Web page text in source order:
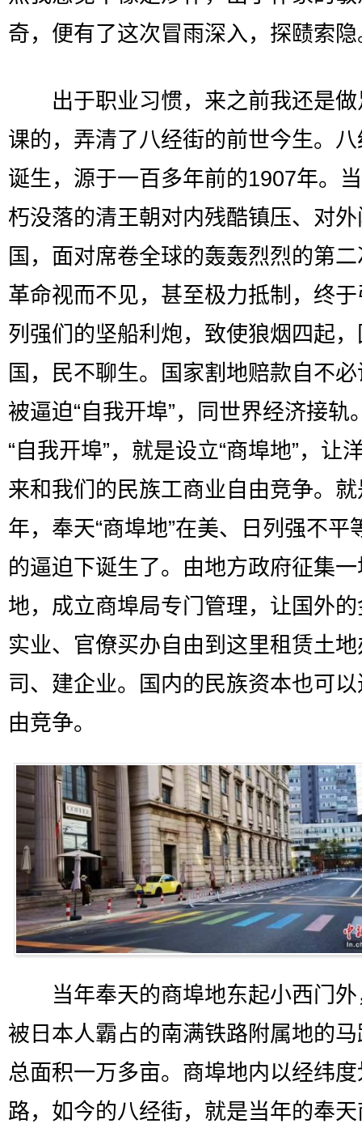
奇，便有了这次冒雨深入，探赜索隐
出于职业习惯，来之前我还是做
课的，弄清了八经街的前世今生。
诞生，源于一百多年前的1907年。
朽没落的清王朝对内残酷镇压、对
国，面对席卷全球的轰轰烈烈的第
革命视而不见，甚至极力抵制，终
列强们的坚船利炮，致使狼烟四起
国，民不聊生。国家割地赔款自不
被逼迫“自我开埠”，同世界经济接轨
“自我开埠”，就是设立“商埠地”，让
来和我们的民族工商业自由竞争。
年，奉天“商埠地”在美、日列强不平
的逼迫下诞生了。由地方政府征集
地，成立商埠局专门管理，让国外
实业、官僚买办自由到这里租赁土
司、建企业。国内的民族资本也可
由竞争。
当年奉天的商埠地东起小西门外
被日本人霸占的南满铁路附属地的
总面积一万多亩。商埠地内以经纬
路，如今的八经街，就是当年的奉